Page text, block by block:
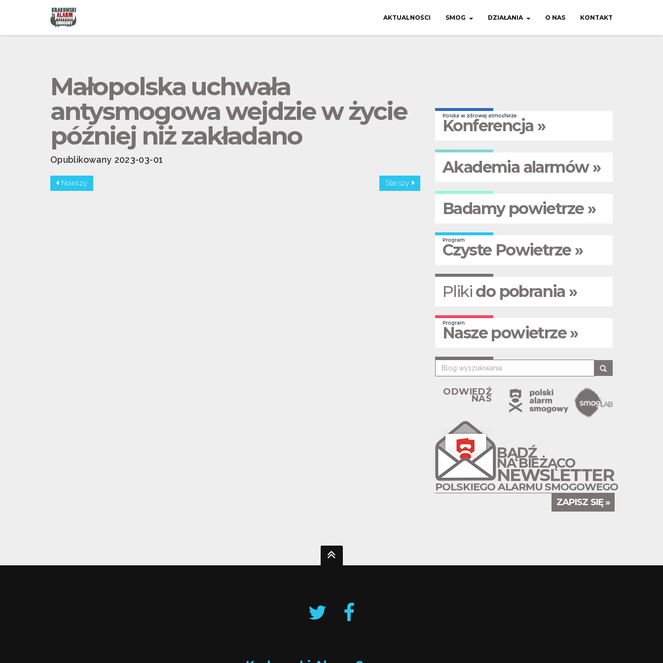
AKTUALNOŚCI SMOG DZIAŁANIA O NAS KONTAKT
Małopolska uchwała
antysmogowa wejdzie w życie
później niż zakładano
Opublikowany 2023-03-01
Nowszy Starszy
Polska w zdrowej atmosferze
Konferencja »
Akademia alarmów »
Badamy powietrze »
Program
Czyste Powietrze »
Pliki do pobrania »
Program
Nasze powietrze »
ODWIEDŹ
NAS
BĄDŹ
NA BIEŻĄCO
NEWSLETTER
POLSKIEGO ALARMU SMOGOWEGO
ZAPISZ SIĘ »